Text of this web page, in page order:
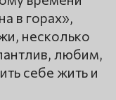
в горах»,
несколько
любим,
себе жить и